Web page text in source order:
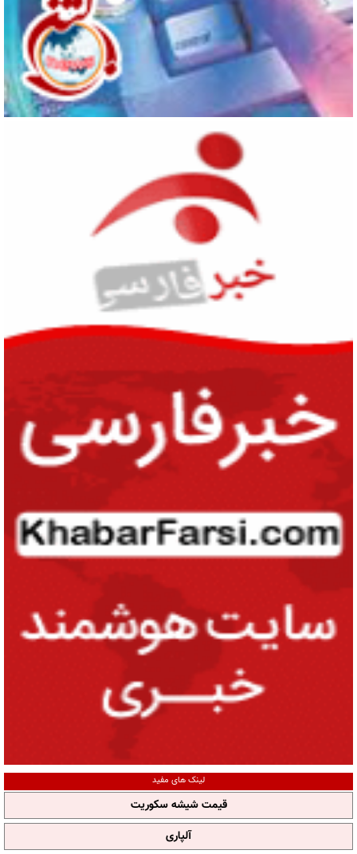
لینک های مفید
قیمت شیشه سکوریت
آلپاری